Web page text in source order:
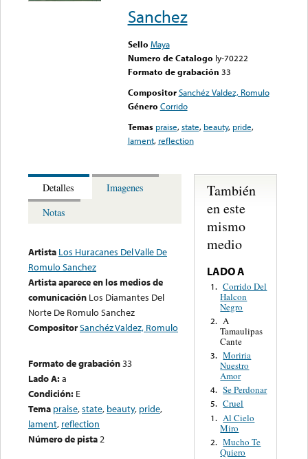
Sanchez
Sello Maya
Numero de Catalogo ly-70222
Formato de grabación 33
Compositor Sanchéz Valdez, Romulo
Género Corrido
Temas praise,state, beauty, pride,
lament, reflection
Detalles
Imagenes
Notas
Artista Los Huracanes Del Valle De
Romulo Sanchez
Artista aparece en los medios de
comunicación Los Diamantes Del
Norte De Romulo Sanchez
CompositorSanchéz Valdez, Romulo
Formato de grabación33
Lado A:a
Condición: E
Tema praise,state, beauty, pride,
lament, reflection
Número de pista2
También
en este
mismo
medio
LADO A
1. Corrido Del
Halcon
Negro
2. A
Tamaulipas
Cante
3. Moriria
Nuestro
Amor
4. Se Perdonar
5. Cruel
1. Al Cielo
Miro
2. Mucho Te
Quiero